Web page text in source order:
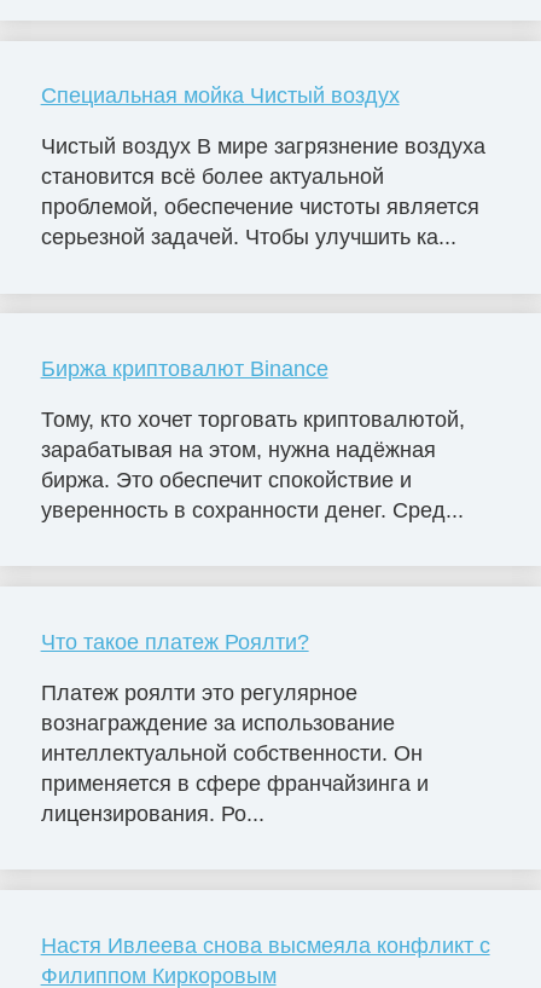
Специальная мойка Чистый воздух
Чистый воздух В мире загрязнение воздуха
становится всё более актуальной
проблемой, обеспечение чистоты является
серьезной задачей. Чтобы улучшить ка...
Биржа криптовалют Binance
Тому, кто хочет торговать криптовалютой,
зарабатывая на этом, нужна надёжная
биржа. Это обеспечит спокойствие и
уверенность в сохранности денег. Сред...
Что такое платеж Роялти?
Платеж роялти это регулярное
вознаграждение за использование
интеллектуальной собственности. Он
применяется в сфере франчайзинга и
лицензирования. Ро...
Настя Ивлеева снова высмеяла конфликт с
Филиппом Киркоровым